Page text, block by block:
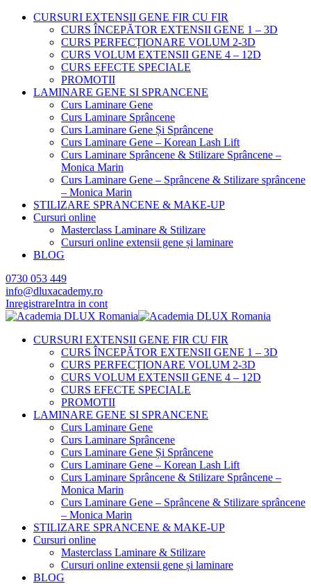
CURSURI EXTENSII GENE FIR CU FIR
CURS ÎNCEPĂTOR EXTENSII GENE 1 – 3D
CURS PERFECȚIONARE VOLUM 2-3D
CURS VOLUM EXTENSII GENE 4 – 12D
CURS EFECTE SPECIALE
PROMOTII
LAMINARE GENE SI SPRANCENE
Curs Laminare Gene
Curs Laminare Sprâncene
Curs Laminare Gene Și Sprâncene
Curs Laminare Gene – Korean Lash Lift
Curs Laminare Sprâncene & Stilizare Sprâncene –
Monica Marin
Curs Laminare Gene – Sprâncene & Stilizare sprâncene
– Monica Marin
STILIZARE SPRANCENE & MAKE-UP
Cursuri online
Masterclass Laminare & Stilizare
Cursuri online extensii gene și laminare
BLOG
0730 053 449
info@dluxacademy.ro
InregistrareIntra in cont
CURSURI EXTENSII GENE FIR CU FIR
CURS ÎNCEPĂTOR EXTENSII GENE 1 – 3D
CURS PERFECȚIONARE VOLUM 2-3D
CURS VOLUM EXTENSII GENE 4 – 12D
CURS EFECTE SPECIALE
PROMOTII
LAMINARE GENE SI SPRANCENE
Curs Laminare Gene
Curs Laminare Sprâncene
Curs Laminare Gene Și Sprâncene
Curs Laminare Gene – Korean Lash Lift
Curs Laminare Sprâncene & Stilizare Sprâncene –
Monica Marin
Curs Laminare Gene – Sprâncene & Stilizare sprâncene
– Monica Marin
STILIZARE SPRANCENE & MAKE-UP
Cursuri online
Masterclass Laminare & Stilizare
Cursuri online extensii gene și laminare
BLOG